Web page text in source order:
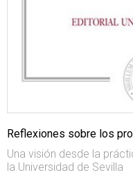
Reflexiones sobre los
Una visión desde la
la Universidad de Sevilla